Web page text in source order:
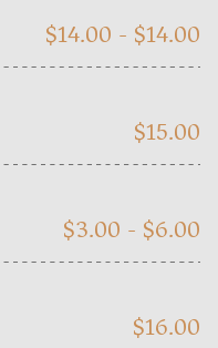
$14.00 - $14.00
$15.00
$3.00 - $6.00
$16.00